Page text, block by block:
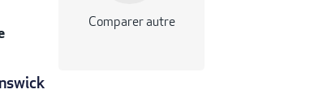
Comparer autre